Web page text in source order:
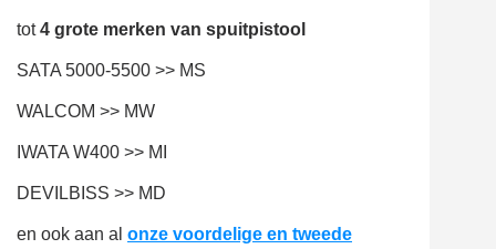
tot 4 grote merken van spuitpistool
SATA 5000-5500 >> MS
WALCOM >> MW
IWATA W400 >> MI
DEVILBISS >> MD
en ook aan al onze voordelige en tweede